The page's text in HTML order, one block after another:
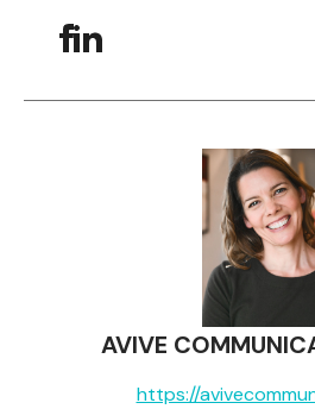
AVIVE
https://